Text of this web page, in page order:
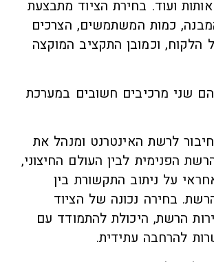
ועוד. בחירת הציוד מתבצעת
כמות המשתמשים, הצרכים
הלקוח, וכמובן התקציב המוקצה
הם שני מרכיבים חשובים במערכת
לרשת האינטרנט ומנהל את
הפנימית לבין העולם החיצוני,
על ניתוב התקשורת בין
בחירה נכונה של הציוד
הרשת, היכולת להתמודד עם
להרחבה עתידית.